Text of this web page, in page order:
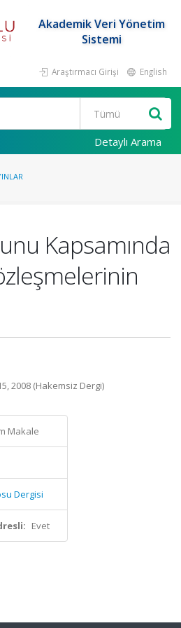
Akademik Veri Yönetim
Sistemi
Araştırmacı Girişi English
Detaylı Arama
Kapsamında
2008 (Hakemsiz Dergi)
Makale
Dergisi
Evet